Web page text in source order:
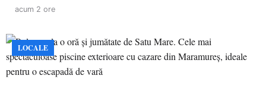
acum 2 ore
LOCALE